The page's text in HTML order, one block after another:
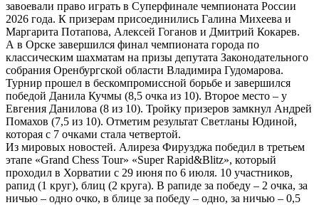
завоевали право играть в Суперфинале чемпионата России
2026 года. К призерам присоединились Галина Михеева и
Маргарита Потапова, Алексей Гоганов и Дмитрий Кокарев.
А в Орске завершился финал чемпионата города по
классическим шахматам на призы депутата Законодательного
собрания Оренбургской области Владимира Гудомарова.
Турнир прошел в бескомпромиссной борьбе и завершился
победой Данила Кучмы (8,5 очка из 10). Второе место – у
Евгения Данилова (8 из 10). Тройку призеров замкнул Андрей
Помахов (7,5 из 10). Отметим результат Светланы Юдиной,
которая с 7 очками стала четвертой.
Из мировых новостей. Алиреза Фирузджа победил в третьем
этапе «Grand Chess Tour» «Super Rapid&Blitz», который
проходил в Хорватии с 29 июня по 6 июля. 10 участников,
рапид (1 круг), блиц (2 круга). В рапиде за победу – 2 очка, за
ничью – одно очко, в блице за победу – одно, за ничью – 0,5